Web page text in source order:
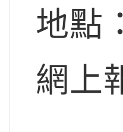
地點
網上